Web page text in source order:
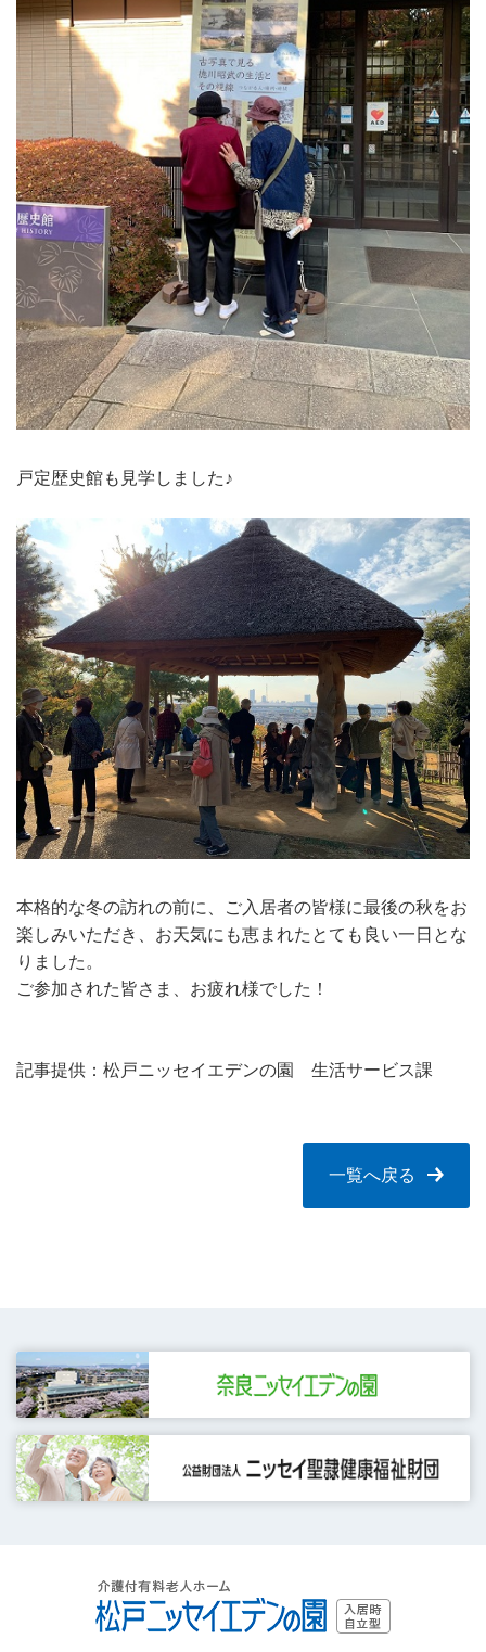
戸定歴史館も見学しました♪
本格的な冬の訪れの前に、ご入居者の皆様に最後の秋をお
楽しみいただき、お天気にも恵まれたとても良い一日とな
りました。
ご参加された皆さま、お疲れ様でした！
記事提供：松戸ニッセイエデンの園 生活サービス課
一覧へ戻る